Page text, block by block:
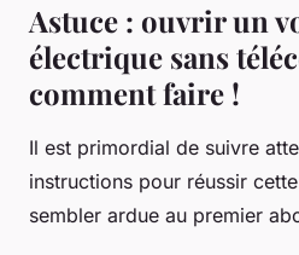
Astuce : ouvrir un
électrique sans
comment faire !
Il est primordial de suivre
instructions pour réussir
sembler ardue au premier